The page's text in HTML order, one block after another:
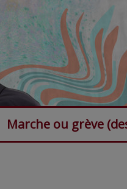
Marche ou grève